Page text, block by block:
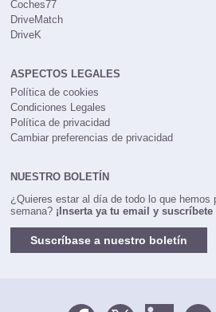
Coches77
DriveMatch
DriveK
ASPECTOS LEGALES
Política de cookies
Condiciones Legales
Política de privacidad
Cambiar preferencias de privacidad
NUESTRO BOLETÍN
¿Quieres estar al día de todo lo que hemos
semana? ¡Inserta ya tu email y
Suscríbase a nuestro boletín